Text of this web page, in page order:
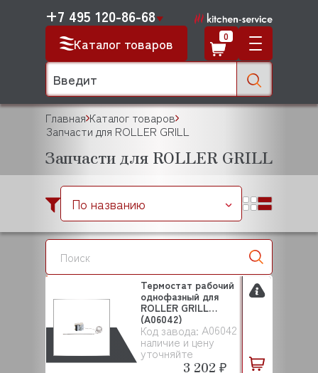
Каталог товаров
+7 495 120-86-68
0
Главная Каталог товаров
Запчасти для ROLLER GRILL
Запчасти для ROLLER GRILL
По названию
Код завода: A06042
наличие и цену
уточняйте
Термостат рабочий
однофазный для
ROLLER GRILL
(A06042)
3 202 ₽